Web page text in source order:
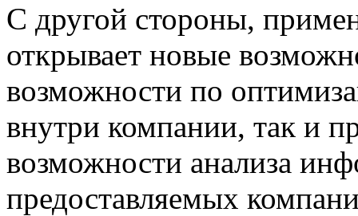
С другой стороны,
открывает новые
возможности по
внутри компании, так и
возможности анализа
предоставляемых